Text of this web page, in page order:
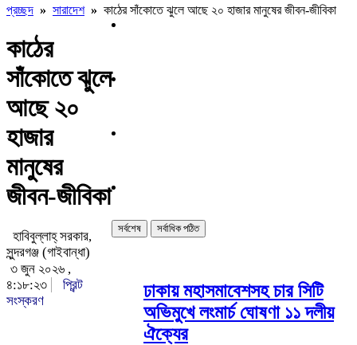
প্রচ্ছদ » সারাদেশ» কাঠের সাঁকোতে ঝুলে আছে ২০ হাজার মানুষের জীবন-জীবিকা
কাঠের
সাঁকোতে ঝুলে
আছে ২০
হাজার
মানুষের
জীবন-জীবিকা
হাবিবুল্লাহ্ সরকার,
সুন্দরগঞ্জ (গাইবান্ধা)
৩ জুন ২০২৬ ,
৪:১৮:২৩
প্রিন্ট
সংস্করণ
সর্বশেষ সর্বাধিক পঠিত
ঢাকায় মহাসমাবেশসহ চার সিটি
অভিমুখে লংমার্চ ঘোষণা ১১ দলীয়
ঐক্যের